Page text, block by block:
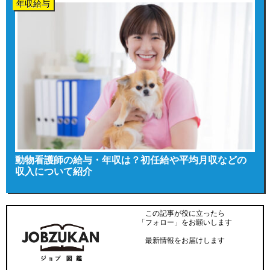
年収給与
動物看護師の給与・年収は？初任給や平均月収などの
収入について紹介
この記事が役に立ったら
「フォロー」をお願いします
最新情報をお届けします